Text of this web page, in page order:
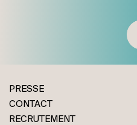
PRESSE
CONTACT
RECRUTEMENT